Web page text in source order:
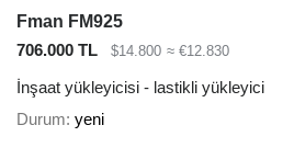
Fman FM925
706.000 TL
$14.800 ≈ €12.830
İnşaat yükleyicisi - lastikli yükleyici
Durum yeni